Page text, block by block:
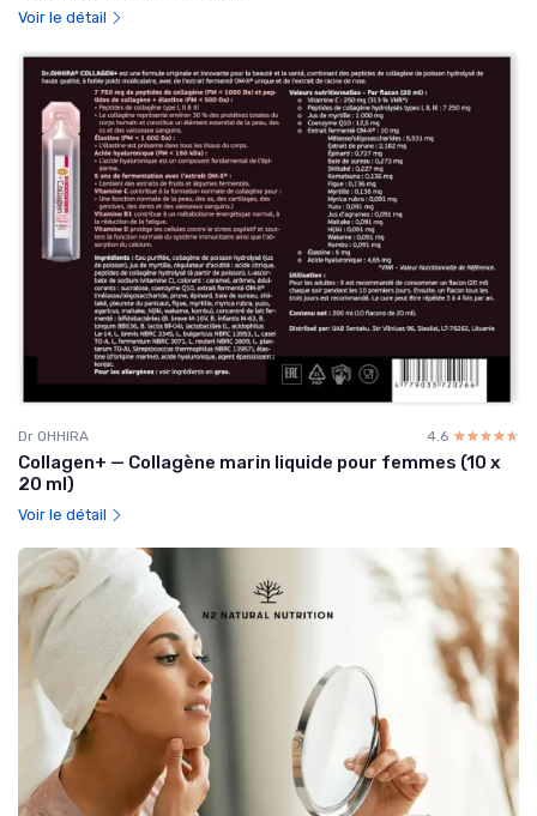
Voir le détail
Dr OHHIRA 4.6 ☆☆☆☆☆
★★★★★
Collagen+ — Collagène marin liquide pour femmes (10 x
20 ml)
Voir le détail